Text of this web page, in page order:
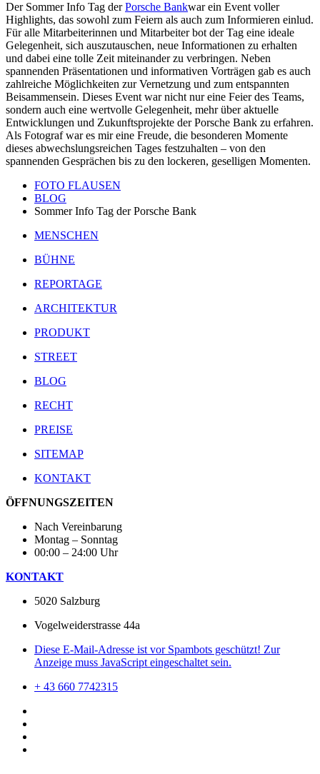
Der Sommer Info Tag derPorsche Bankwar ein Event voller
Highlights, das sowohl zum Feiern als auch zum Informieren einlud.
Für alle Mitarbeiterinnen und Mitarbeiter bot der Tag eine ideale
Gelegenheit, sich auszutauschen, neue Informationen zu erhalten
und dabei eine tolle Zeit miteinander zu verbringen. Neben
spannenden Präsentationen und informativen Vorträgen gab es auch
zahlreiche Möglichkeiten zur Vernetzung und zum entspannten
Beisammensein. Dieses Event war nicht nur eine Feier des Teams,
sondern auch eine wertvolle Gelegenheit, mehr über aktuelle
Entwicklungen und Zukunftsprojekte der Porsche Bank zu erfahren.
Als Fotograf war es mir eine Freude, die besonderen Momente
dieses abwechslungsreichen Tages festzuhalten – von den
spannenden Gesprächen bis zu den lockeren, geselligen Momenten.
FOTO FLAUSEN
BLOG
Sommer Info Tag der Porsche Bank
MENSCHEN
BÜHNE
REPORTAGE
ARCHITEKTUR
PRODUKT
STREET
BLOG
RECHT
PREISE
SITEMAP
KONTAKT
ÖFFNUNGSZEITEN
Nach Vereinbarung
Montag – Sonntag
00:00 – 24:00 Uhr
KONTAKT
5020 Salzburg
Vogelweiderstrasse 44a
Diese E-Mail-Adresse ist vor Spambots geschützt! Zur
Anzeige muss JavaScript eingeschaltet sein.
+ 43 660 7742315